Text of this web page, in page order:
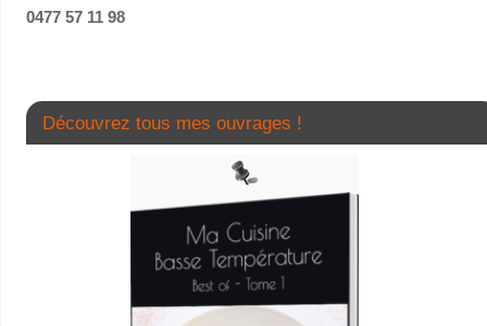
0477 57 11 98
Découvrez tous mes ouvrages !